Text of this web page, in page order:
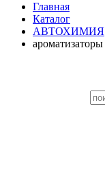
Главная
Каталог
АВТОХИМИЯ
ароматизаторы